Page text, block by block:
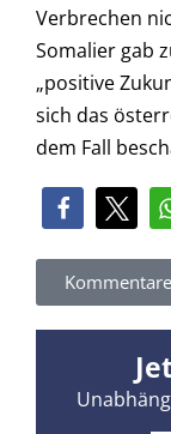
Verbrechen
Somalier gab
„positive
sich das
dem Fall